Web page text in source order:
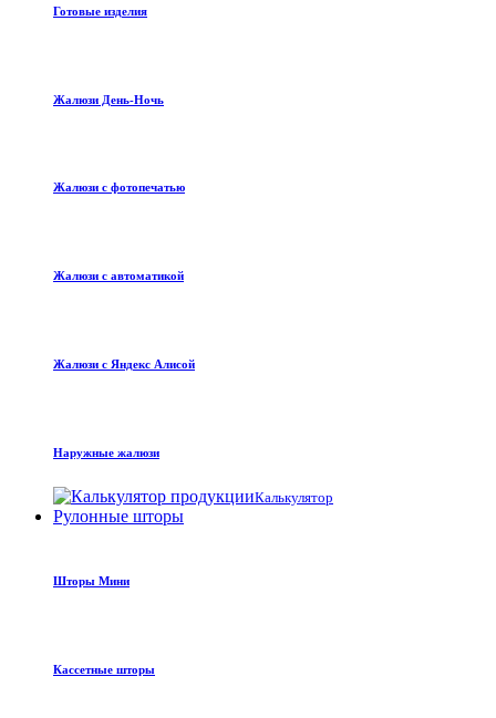
Готовые изделия
Жалюзи День-Ночь
Жалюзи с фотопечатью
Жалюзи с автоматикой
Жалюзи с Яндекс Алисой
Наружные жалюзи
Калькулятор
Рулонные шторы
Шторы Мини
Кассетные шторы